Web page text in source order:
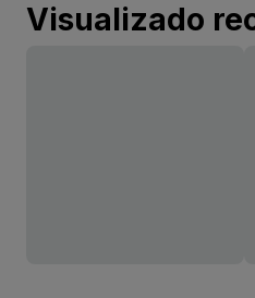
Visualizado